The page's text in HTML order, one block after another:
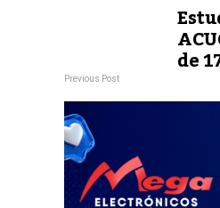
de
Previous Post